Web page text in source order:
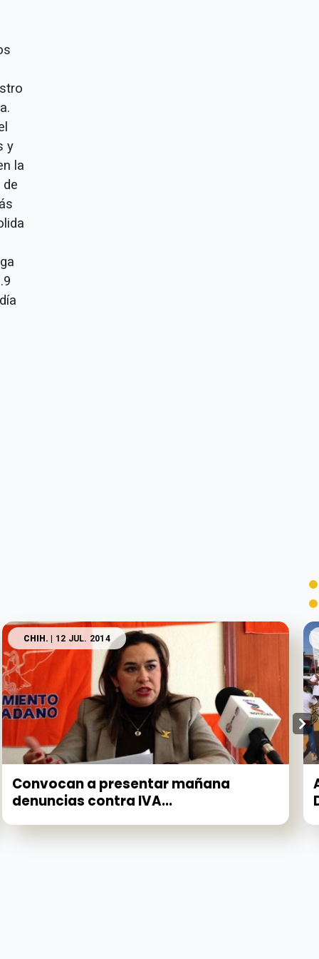
y
la
CHIH. | 12 JUL. 2014
Convocan a presentar mañana
denuncias contra IVA...